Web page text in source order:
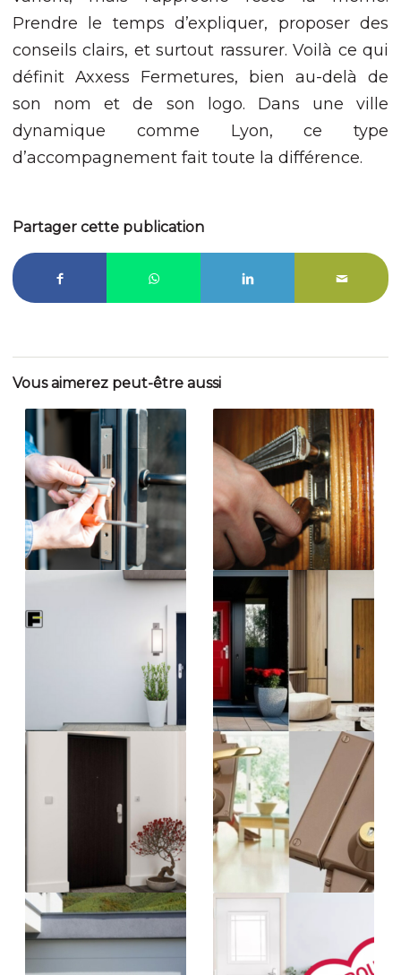
Prendre le temps d’expliquer, proposer des
conseils clairs, et surtout rassurer. Voilà ce qui
définit Axxess Fermetures, bien au-delà de
son nom et de son logo. Dans une ville
dynamique comme Lyon, ce type
d’accompagnement fait toute la différence.
Partager cette publication
Vous aimerez peut-être aussi